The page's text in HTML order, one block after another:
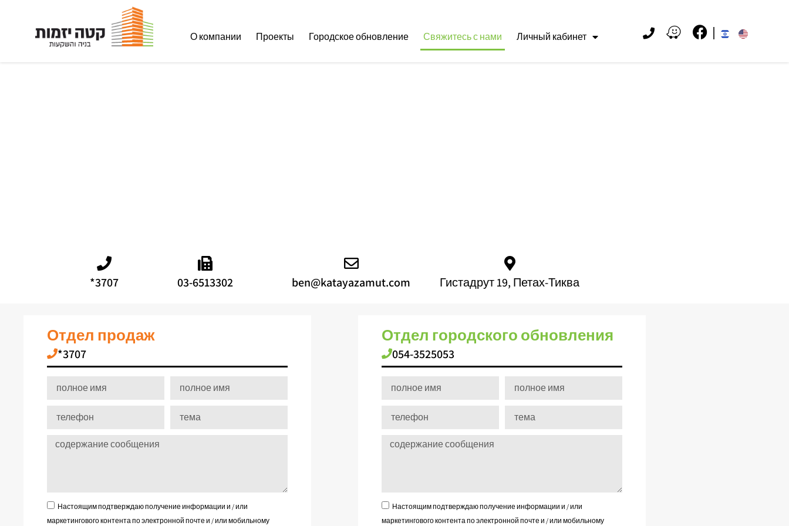
О компании Проекты Городское обновление Свяжитесь с нами Личный кабинет
*3707 03-6513302 ben@katayazamut.com Гистадрут 19, Петах-Тиква
Отдел продаж
*3707
Настоящим подтверждаю получение информации и / или
маркетингового контента по электронной почте и / или мобильному
Отдел городского обновления
054-3525053
Настоящим подтверждаю получение информации и / или
маркетингового контента по электронной почте и / или мобильному